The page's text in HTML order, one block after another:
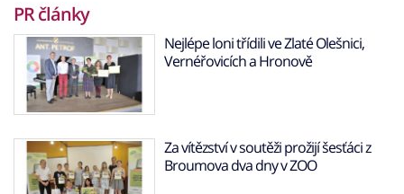
PR články
Nejlépe loni třídili ve Zlaté Olešnici,
Vernéřovicích a Hronově
Za vítězství v soutěži prožijí šesťáci z
Broumova dva dny v ZOO